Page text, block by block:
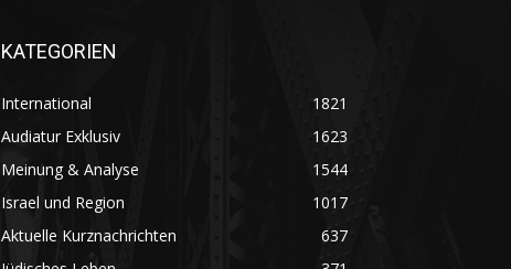
KATEGORIEN
International
1821
Audiatur Exklusiv
1623
Meinung & Analyse
1544
Israel und Region
1017
Aktuelle Kurznachrichten
637